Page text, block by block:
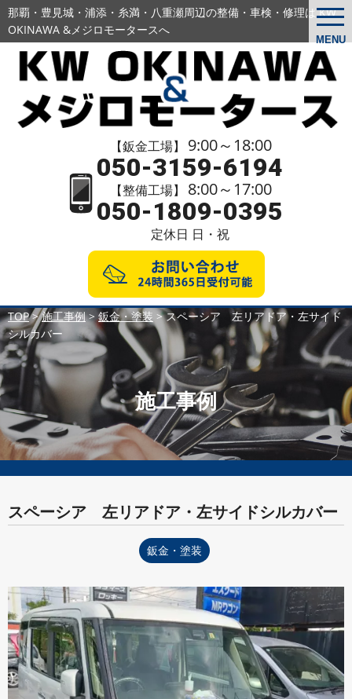
MENU
那覇・豊見城・浦添・糸満・八重瀬周辺の整備・車検・修理は KW
OKINAWA &メジロモータースへ
【鈑金工場】 9:00～18:00
050-3159-6194
【整備工場】 8:00～17:00
050-1809-0395
定休日 日・祝
TOP>施工事例>鈑金・塗装 >スペーシア 左リアドア・左サイド
シルカバー
施工事例
スペーシア 左リアドア・左サイドシルカバー
鈑金・塗装